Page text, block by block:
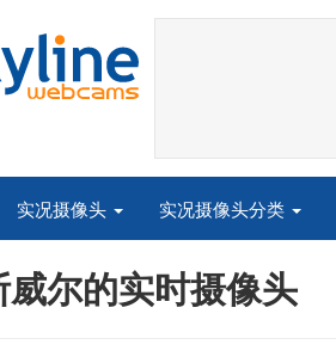
实况摄像头 实况摄像头分类
威尔的实时摄像头